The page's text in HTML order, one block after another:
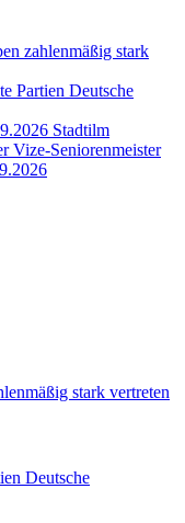
zahlenmäßig stark
Partien Deutsche
Stadtilm
Vize-Seniorenmeister
stark vertreten
Deutsche